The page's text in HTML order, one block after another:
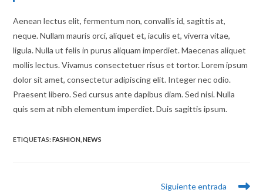
Aenean lectus elit, fermentum non, convallis id, sagittis at,
neque. Nullam mauris orci, aliquet et, iaculis et, viverra vitae,
ligula. Nulla ut felis in purus aliquam imperdiet. Maecenas aliquet
mollis lectus. Vivamus consectetuer risus et tortor. Lorem ipsum
dolor sit amet, consectetur adipiscing elit. Integer nec odio.
Praesent libero. Sed cursus ante dapibus diam. Sed nisi. Nulla
quis sem at nibh elementum imperdiet. Duis sagittis ipsum.
ETIQUETAS:FASHION NEWS
Siguiente entrada